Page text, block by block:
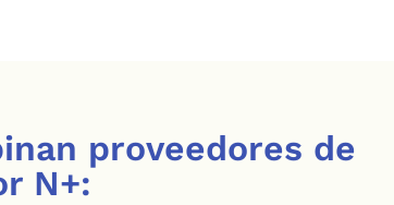
proveedores de
N+: